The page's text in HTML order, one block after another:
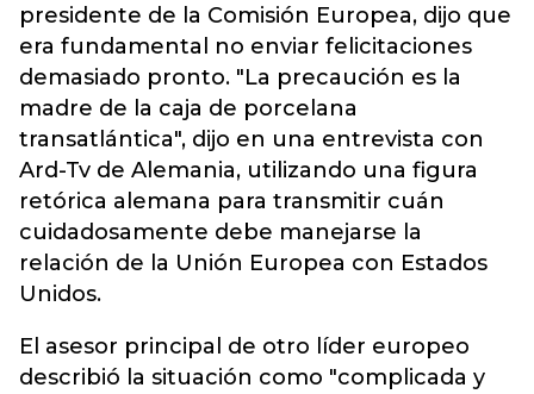
presidente de la Comisión Europea, dijo que
era fundamental no enviar felicitaciones
demasiado pronto. "La precaución es la
madre de la caja de porcelana
transatlántica", dijo en una entrevista con
Ard-Tv de Alemania, utilizando una figura
retórica alemana para transmitir cuán
cuidadosamente debe manejarse la
relación de la Unión Europea con Estados
Unidos.
El asesor principal de otro líder europeo
describió la situación como "complicada y